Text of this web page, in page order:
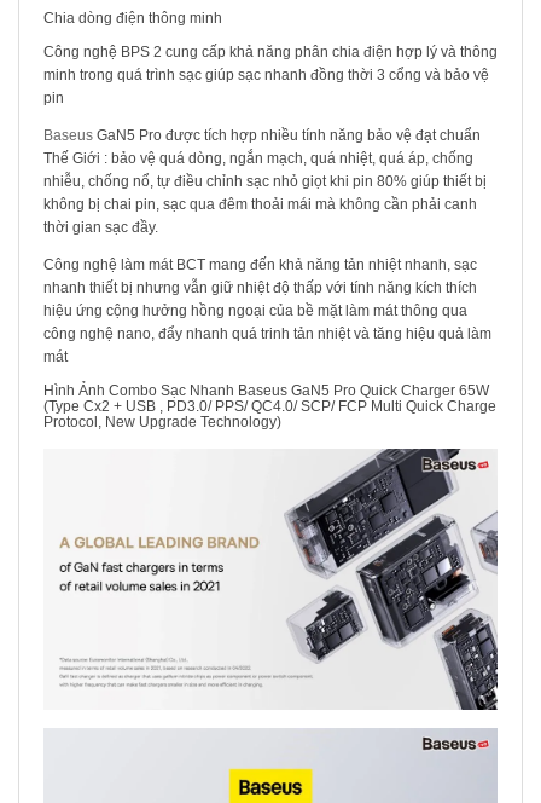
Chia dòng điện thông minh
Công nghệ BPS 2 cung cấp khả năng phân chia điện hợp lý và thông
minh trong quá trình sạc giúp sạc nhanh đồng thời 3 cổng và bảo vệ
pin
Baseus GaN5 Pro được tích hợp nhiều tính năng bảo vệ đạt chuẩn
Thế Giới : bảo vệ quá dòng, ngắn mạch, quá nhiệt, quá áp, chống
nhiễu, chống nổ, tự điều chỉnh sạc nhỏ giọt khi pin 80% giúp thiết bị
không bị chai pin, sạc qua đêm thoải mái mà không cần phải canh
thời gian sạc đầy.
Công nghệ làm mát BCT mang đến khả năng tản nhiệt nhanh, sạc
nhanh thiết bị nhưng vẫn giữ nhiệt độ thấp với tính năng kích thích
hiệu ứng cộng hưởng hồng ngoại của bề mặt làm mát thông qua
công nghệ nano, đẩy nhanh quá trinh tản nhiệt và tăng hiệu quả làm
mát
Hình Ảnh Combo Sạc Nhanh Baseus GaN5 Pro Quick Charger 65W
(Type Cx2 + USB , PD3.0/ PPS/ QC4.0/ SCP/ FCP Multi Quick Charge
Protocol, New Upgrade Technology)